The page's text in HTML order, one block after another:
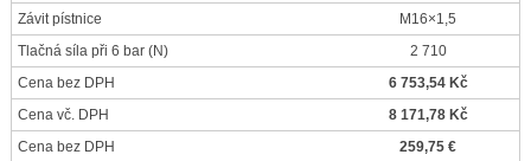
Závit pístnice
M16×1,5
Tlačná síla při 6 bar (N)
2 710
Cena bez DPH
6 753,54 Kč
Cena vč. DPH
8 171,78 Kč
Cena bez DPH
259,75 €